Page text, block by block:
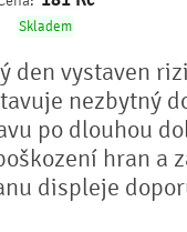
Skladem
den vystaven
nezbytný
po dlouhou
hran a
displeje